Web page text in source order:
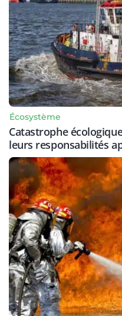
Écosystème
Catastrophe
leurs responsabilités